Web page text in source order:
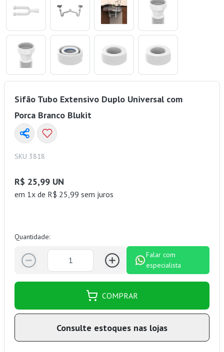
Sifão Tubo Extensivo Duplo Universal com
Porca Branco Blukit
SKU 3818
R$ 25,99 UN
em 1x de R$ 25,99 sem juros
Quantidade:
Falar com
especialista
COMPRAR
Consulte estoques nas lojas